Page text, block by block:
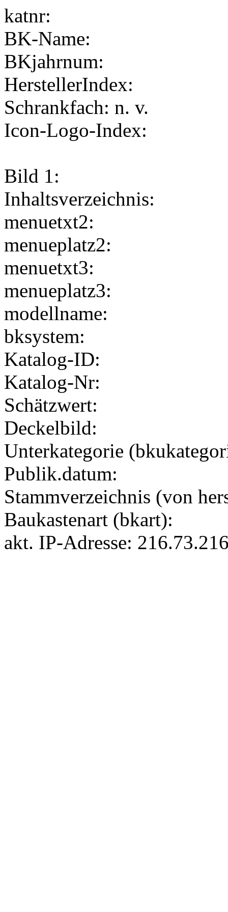
katnr:
BK-Name:
BKjahrnum:
HerstellerIndex:
Schrankfach: n. v.
Icon-Logo-Index:
Bild 1:
Inhaltsverzeichnis:
menuetxt2:
menueplatz2:
menuetxt3:
menueplatz3:
modellname:
bksystem:
Katalog-ID:
Katalog-Nr:
Schätzwert:
Deckelbild:
Unterkategorie
Publik.datum:
Stammverzeichnis (von
Baukastenart (bkart):
akt. IP-Adresse: